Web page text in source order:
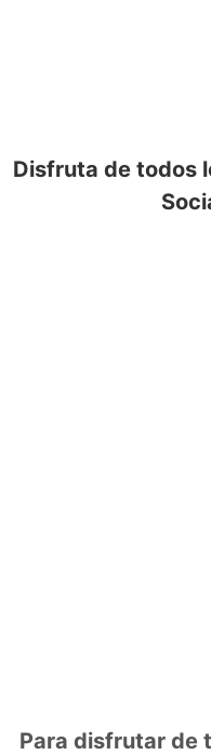
Disfruta de todos
Para disfrutar de